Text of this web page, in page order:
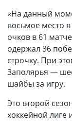
«На данный
восьмое место
очков в 61
одержал 36
строчку. При
Заполярья —
шайбы за игру.
Это второй
хоккейной лиге